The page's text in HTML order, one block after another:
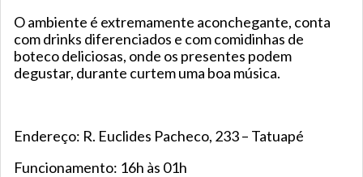
O ambiente é extremamente aconchegante, conta
com drinks diferenciados e com comidinhas de
boteco deliciosas, onde os presentes podem
degustar, durante curtem uma boa música.
Endereço: R. Euclides Pacheco, 233 – Tatuapé
Funcionamento: 16h às 01h